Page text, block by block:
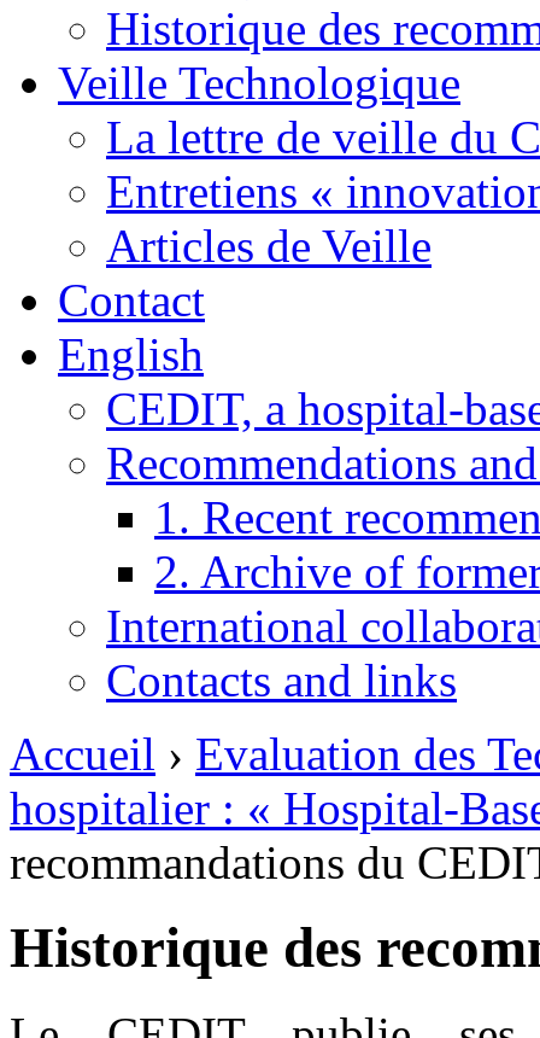
Historique des
Veille Technologique
La lettre de veille du
Entretiens «
Articles de Veille
Contact
English
CEDIT, a hospital-
Recommendations
1. Recent
2. Archive of
International
Contacts and links
Accueil › Evaluation des
hospitalier : « Hospital-
recommandations du
Historique des